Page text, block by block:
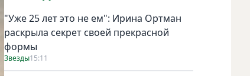
"Уже 25 лет это не ем": Ирина Ортман
раскрыла секрет своей прекрасной
формы
Звезды15:11